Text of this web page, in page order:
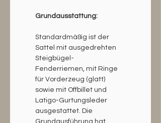
Grundausstattung:
Standardmäßig ist der
Sattel mit ausgedrehten
Steigbügel-
Fenderriemen, mit Ringe
für Vorderzeug (glatt)
sowie mit Offbillet und
Latigo-Gurtungsleder
ausgestattet. Die
Grundausführung hat